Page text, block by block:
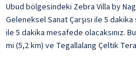
Ubud bölgesindeki Zebra Villa by
Geleneksel Sanat Çarşısı ile 5
ile 5 dakika mesafede olacaksınız.
mi (5,2 km) ve Tegallalang Çeltik